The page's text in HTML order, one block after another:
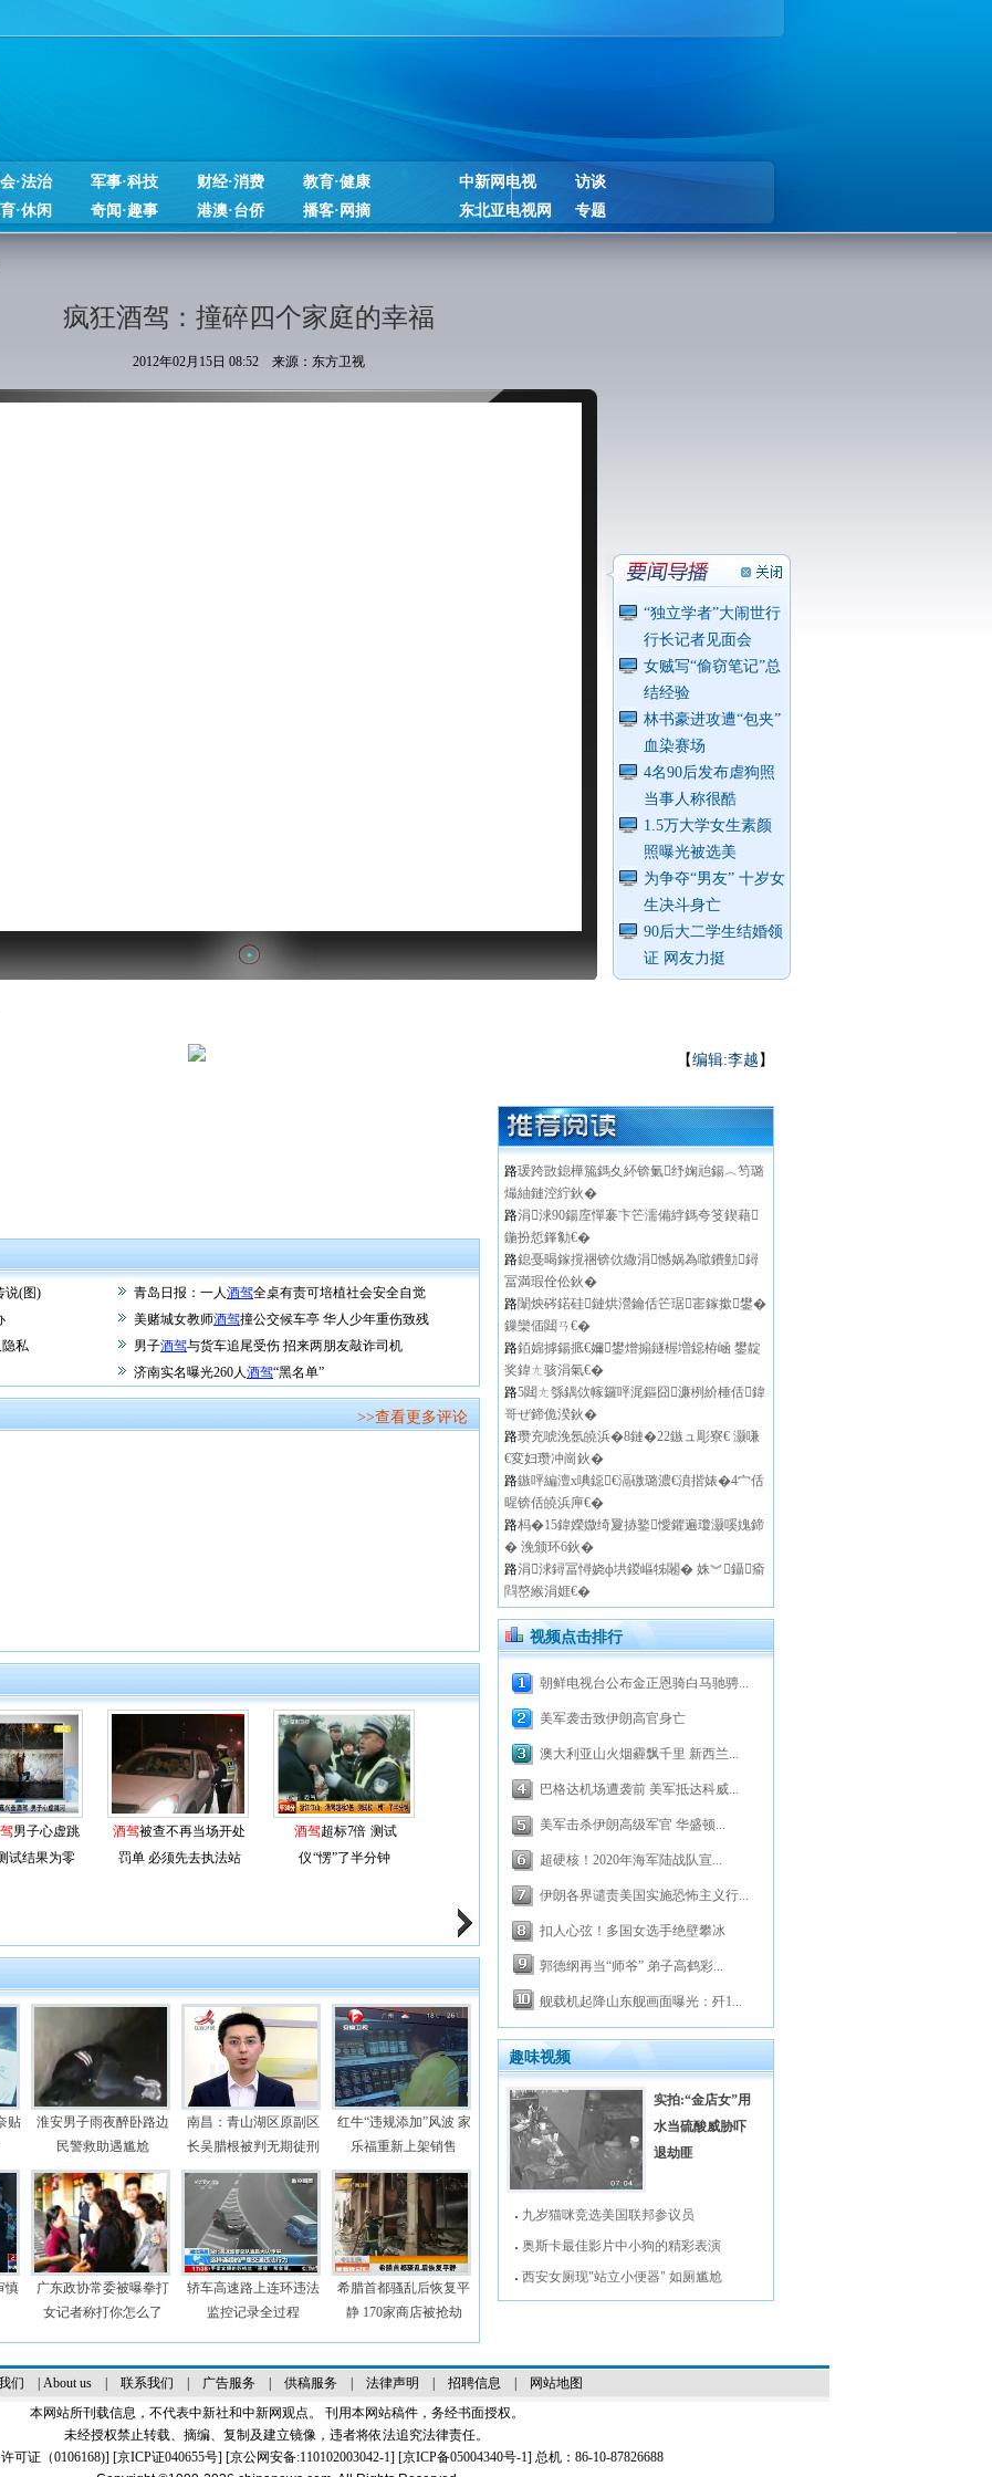
·法治 军事·科技 财经·消费
教育·健康
·休闲 奇闻·趣事 港澳·台侨 播客·网摘
中新网电视
访谈
东北亚电视网
专题
疯狂酒驾：撞碎四个家庭的幸福
2012年02月15日 08:52 来源：东方卫视
“独立学者”大闹世行
行长记者见面会
女贼写“偷窃笔记”总
结经验
林书豪进攻遭“包夹”
血染赛场
4名90后发布虐狗照
当事人称很酷
1.5万大学女生素颜
照曝光被选美
为争夺“男友” 十岁女
生决斗身亡
90后大二学生结婚领
证 网友力挺
【编辑:李越 】
说(图) 青岛日报：一人酒驾全桌有责可培植社会安全自觉
美赌城女教师酒驾撞公交候车亭 华人少年重伤致残
私 男子酒驾与货车追尾受伤 招来两朋友敲诈司机
济南实名曝光260人酒驾“黑名单”
>>查看更多评论
男子心虚跳
试结果为零
酒驾被查不再当场开处
罚单 必须先去执法站
酒驾超标7倍 测试
仪“愣”了半分钟
贴
淮安男子雨夜醉卧路边
民警救助遇尴尬
南昌：青山湖区原副区
长吴腊根被判无期徒刑
红牛“违规添加”风波 家
乐福重新上架销售
慎
广东政协常委被曝拳打
女记者称打你怎么了
轿车高速路上连环违法
监控记录全过程
希腊首都骚乱后恢复平
静 170家商店被抢劫
路瑗跨敳鎴樺箷鎷夊紑锛氭纾婅兘鍚︿笉璐
熶紬鏈涳紵鈥�
路涓浗90鍚庢憚褰卞笀濡備綍鎷夸笅鍥藉
鍦扮悊鎽勨€�
路鎴戞暍鎵撹祵锛佽繖涓憾娲為噷鐨勭鐞
冨満瑕佺伀鈥�
路闈炴硶鍩硅鏈烘瀯鑰佸笀琚寚鎵撳鐢�
鏁欒偛閮ㄢ€�
路銆婂摢鍚掋€嬭鐢熷搧鐩楃増鐚栫崡 鐢靛
奖鍏ㄤ骇涓氣€�
路5閮ㄤ綔鍝佽幏鑼呯浘鏂囧濂栵紒棰佸鍏
哥ぜ鍗佹湀鈥�
路瓒充唬浼氬皢浜�8鏈�22鏃ュ彫寮€ 灏嗛
€変妇瓒冲崗鈥�
路鏃呯編澶х唺鐚€滆礉璐濃€濆揩婊�4宀佸
暒锛佸皢浜庘€�
路杩�15鍏嬫媺绮夐捇鐜懓鑺遍瓊灏嗘媿鍗
� 浼颁环6鈥�
路涓浗鐞冨憳娆ф垬鍐嶇牬闂� 姝︾鑷瘉
閰嶅緱涓娾€�
视频点击排行
朝鲜电视台公布金正恩骑白马驰骋...
美军袭击致伊朗高官身亡
澳大利亚山火烟霾飘千里 新西兰...
巴格达机场遭袭前 美军抵达科威...
美军击杀伊朗高级军官 华盛顿...
超硬核！2020年海军陆战队宣...
伊朗各界谴责美国实施恐怖主义行...
扣人心弦！多国女选手绝壁攀冰
郭德纲再当“师爷” 弟子高鹤彩...
舰载机起降山东舰画面曝光：歼1...
趣味视频
实拍:“金店女”用
水当硫酸威胁吓
退劫匪
九岁猫咪竞选美国联邦参议员
奥斯卡最佳影片中小狗的精彩表演
西安女厕现"站立小便器" 如厕尴尬
们 About us| 联系我们 广告服务| 供稿服务| 法律声明 招聘信息
网站地图
本网站所刊载信息，不代表中新社和中新网观点。 刊用本网站稿件，务经书面授权。
未经授权禁止转载、摘编、复制及建立镜像，违者将依法追究法律责任。
可证（0106168)] [京ICP证040655号] [京公网安备:110102003042-1] [京ICP备05004340号-1] 总机：86-10-87826688